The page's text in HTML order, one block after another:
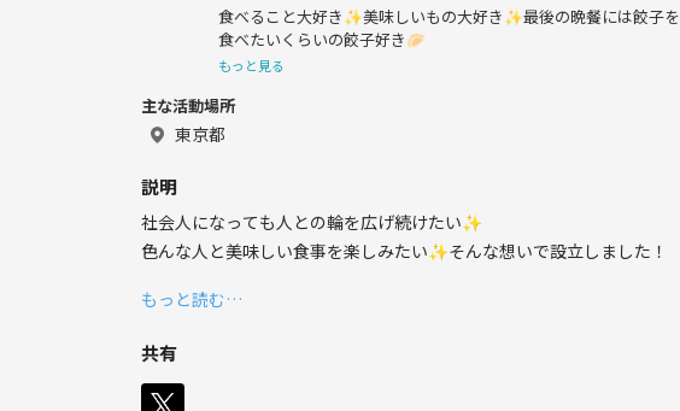
食べること大好き✨美味しいもの大好き✨最後の晩餐には餃子を
食べたいくらいの餃子好き🥟
もっと見る
主な活動場所
東京都
説明
社会人になっても人との輪を広げ続けたい✨
色んな人と美味しい食事を楽しみたい✨そんな想いで設立しました！
もっと読む…
共有